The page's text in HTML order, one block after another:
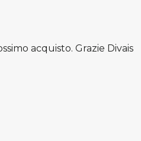
acquisto. Grazie Divais